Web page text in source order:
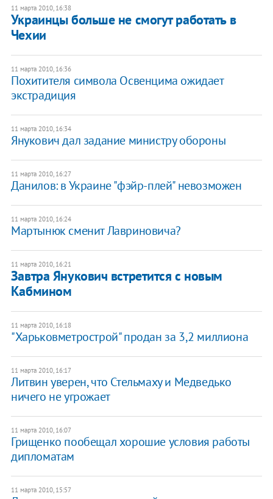
11 марта 2010, 16:38
Украинцы больше не смогут работать в
Чехии
11 марта 2010, 16:36
Похитителя символа Освенцима ожидает
экстрадиция
11 марта 2010, 16:34
Янукович дал задание министру обороны
11 марта 2010, 16:27
Данилов: в Украине "фэйр-плей" невозможен
11 марта 2010, 16:24
Мартынюк сменит Лавриновича?
11 марта 2010, 16:21
Завтра Янукович встретится с новым
Кабмином
11 марта 2010, 16:18
"Харьковметрострой" продан за 3,2 миллиона
11 марта 2010, 16:17
Литвин уверен, что Стельмаху и Медведько
ничего не угрожает
11 марта 2010, 16:07
Грищенко пообещал хорошие условия работы
дипломатам
11 марта 2010, 15:57